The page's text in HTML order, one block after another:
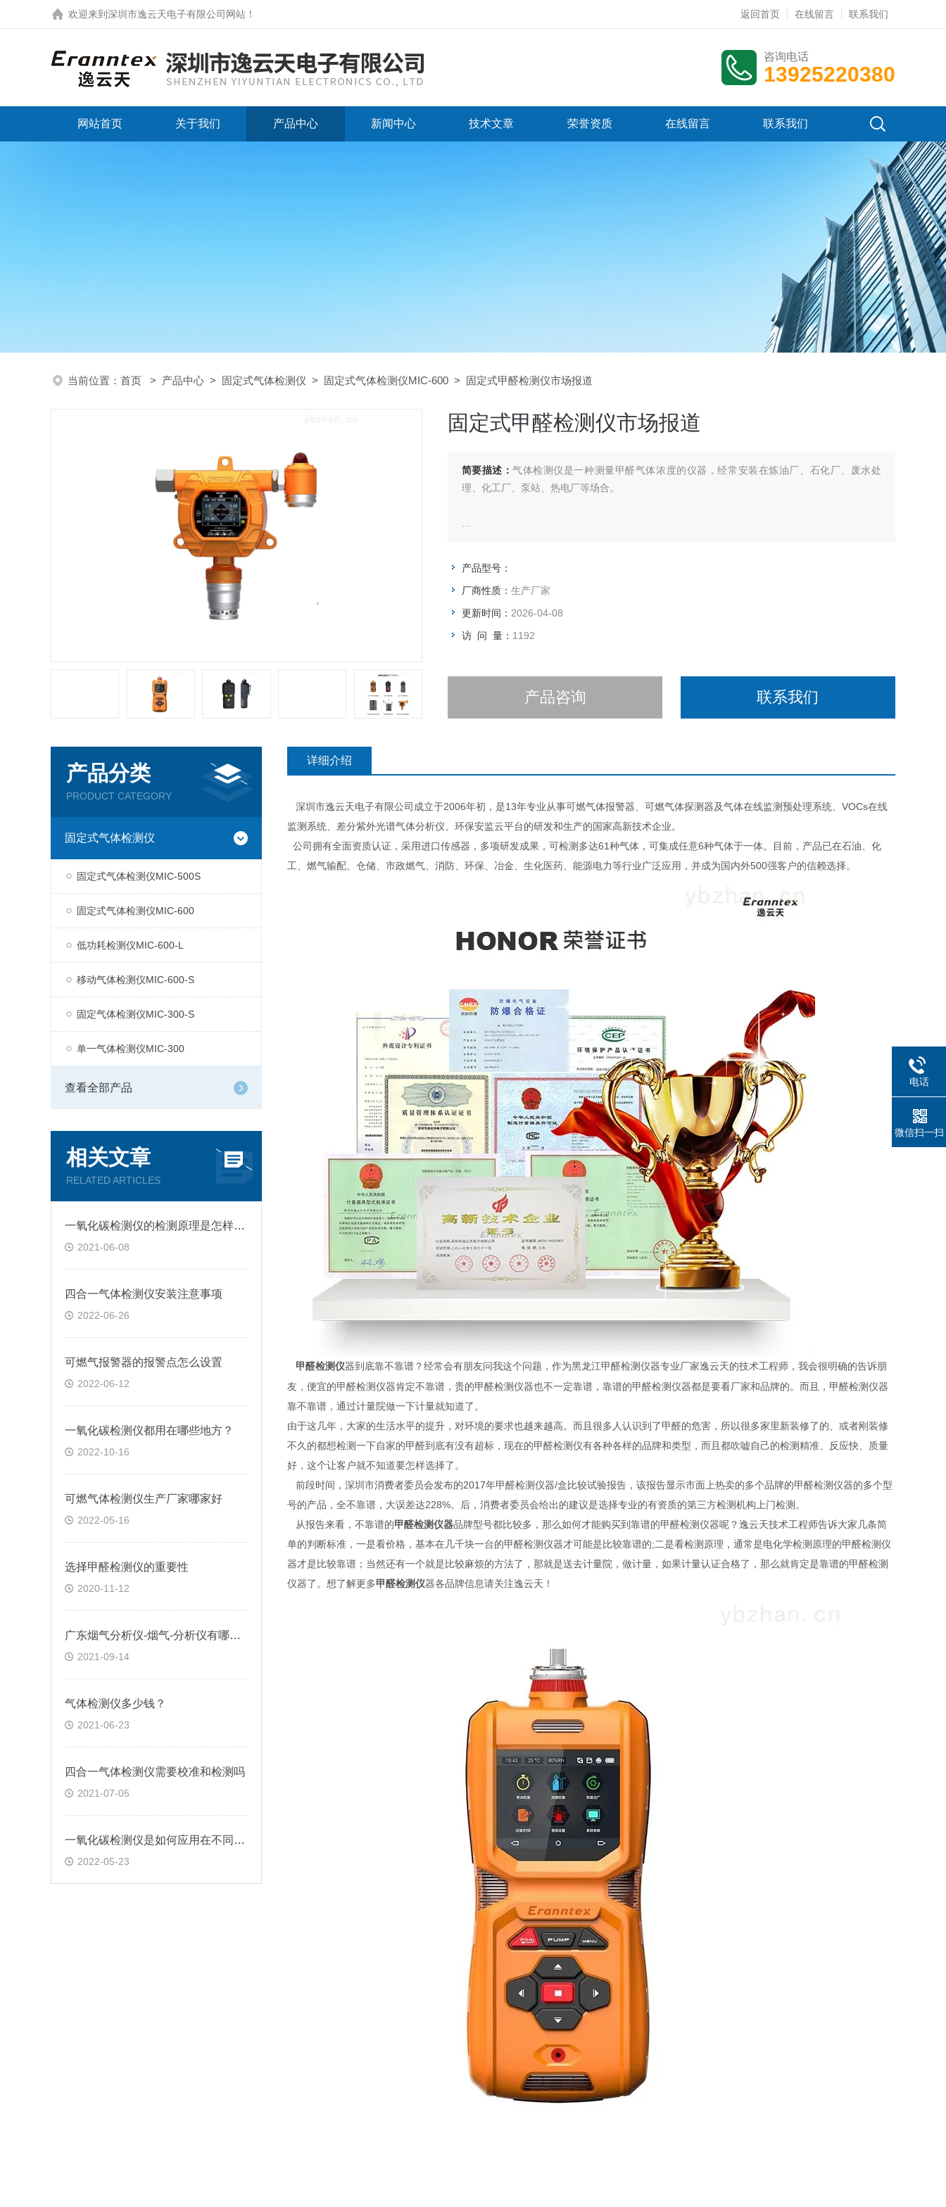
欢迎来到 深圳市逸云天电子有限公司网站 ！ 返回首页 在线留言 联系我们
咨询电话
13925220380
网站首页 关于我们 产品中心 新闻中心 技术文章 荣誉资质 在线留言 联系我们
当前位置： 首页 > 产品中心 > 固定式气体检测仪 > 固定式气体检测仪MIC-600 > 固定式甲醛检测仪市场报道
固定式甲醛检测仪市场报道
简要描述： 气体检测仪是一种测量甲醛气体浓度的仪器，经常安装在炼油厂、石化厂、废水处
理、化工厂、泵站、热电厂等场合。
固定式甲醛检测仪市场报道
产品型号：
厂商性质： 生产厂家
更新时间： 2026-04-08
访 问 量： 1192
产品咨询 联系我们
产品分类
PRODUCT CATEGORY
固定式气体检测仪
固定式气体检测仪MIC-500S
固定式气体检测仪MIC-600
低功耗检测仪MIC-600-L
移动气体检测仪MIC-600-S
固定气体检测仪MIC-300-S
单一气体检测仪MIC-300
查看全部产品
相关文章
RELATED ARTICLES
一氧化碳检测仪的检测原理是怎样设定的
2021-06-08
四合一气体检测仪安装注意事项
2022-06-26
可燃气报警器的报警点怎么设置
2022-06-12
一氧化碳检测仪都用在哪些地方？
2022-10-16
可燃气体检测仪生产厂家哪家好
2022-05-16
选择甲醛检测仪的重要性
2020-11-12
广东烟气分析仪-烟气-分析仪有哪些品牌-烟气分析仪价格多少钱-逸云天
2021-09-14
气体检测仪多少钱？
2021-06-23
四合一气体检测仪需要校准和检测吗
2021-07-05
一氧化碳检测仪是如何应用在不同环境下的
2022-05-23
详细介绍
深圳市逸云天电子有限公司成立于2006年初，是13年专业从事可燃气体报警器、可燃气体探测器及气体在线监测预处理系统、VOCs在线
监测系统、差分紫外光谱气体分析仪、环保安监云平台的研发和生产的国家高新技术企业。
公司拥有全面资质认证，采用进口传感器，多项研发成果，可检测多达61种气体，可集成任意6种气体于一体。目前，产品已在石油、化
工、燃气输配、仓储、市政燃气、消防、环保、冶金、生化医药、能源电力等行业广泛应用，并成为国内外500强客户的信赖选择。
甲醛检测仪器到底靠不靠谱？经常会有朋友问我这个问题，作为黑龙江甲醛检测仪器专业厂家逸云天的技术工程师，我会很明确的告诉朋
友，便宜的甲醛检测仪器肯定不靠谱，贵的甲醛检测仪器也不一定靠谱，靠谱的甲醛检测仪器都是要看厂家和品牌的。而且，甲醛检测仪器
靠不靠谱，通过计量院做一下计量就知道了。
由于这几年，大家的生活水平的提升，对环境的要求也越来越高。而且很多人认识到了甲醛的危害，所以很多家里新装修了的、或者刚装修
不久的都想检测一下自家的甲醛到底有没有超标，现在的甲醛检测仪有各种各样的品牌和类型，而且都吹嘘自己的检测精准、反应快、质量
好，这个让客户就不知道要怎样选择了。
前段时间，深圳市消费者委员会发布的2017年甲醛检测仪器/盒比较试验报告，该报告显示市面上热卖的多个品牌的甲醛检测仪器的多个型
号的产品，全不靠谱，大误差达228%。后，消费者委员会给出的建议是选择专业的有资质的第三方检测机构上门检测。
从报告来看，不靠谱的甲醛检测仪器品牌型号都比较多，那么如何才能购买到靠谱的甲醛检测仪器呢？逸云天技术工程师告诉大家几条简
单的判断标准，一是看价格，基本在几千块一台的甲醛检测仪器才可能是比较靠谱的;二是看检测原理，通常是电化学检测原理的甲醛检测仪
器才是比较靠谱；当然还有一个就是比较麻烦的方法了，那就是送去计量院，做计量，如果计量认证合格了，那么就肯定是靠谱的甲醛检测
仪器了。想了解更多甲醛检测仪器各品牌信息请关注逸云天！
电话
微信扫一扫